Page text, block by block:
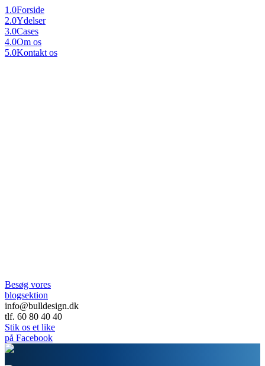
1.0Forside
2.0Ydelser
3.0Cases
4.0Om os
5.0Kontakt os
Besøg vores
blogsektion
info@bulldesign.dk
tlf. 60 80 40 40
Stik os et like
på Facebook